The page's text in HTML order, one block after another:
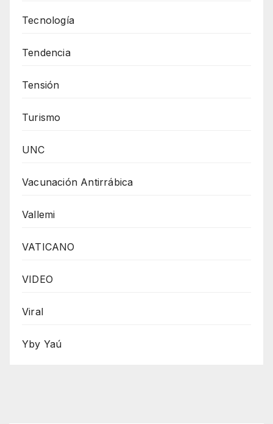
Tecnología
Tendencia
Tensión
Turismo
UNC
Vacunación Antirrábica
Vallemi
VATICANO
VIDEO
Viral
Yby Yaú